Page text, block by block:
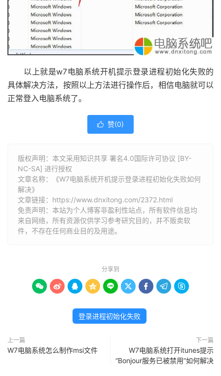
以上就是w7电脑系统开机提示登录进程初始化失败的
具体解决方法，按照以上方法进行操作后，相信电脑就可以
正常登入电脑系统了。
 赞(0)
版权声明：本文采用知识共享 署名4.0国际许可协议 [BY-
NC-SA] 进行授权
文章名称：《W7电脑系统开机提示登录进程初始化失败如何
解决》
文章链接： https://www.dnxitong.com/2372.html
免责声明：本站为个人博客非盈利性站点，所有软件信息均
来自网络，所有资源仅供学习参考研究目的，并不贩卖软
件，不存在任何商业目的及用途。
分享到
        
登录进程初始化失败
上一篇
W7电脑系统怎么制作msi文件
下一篇
W7电脑系统打开itunes提示
“Bonjour服务已被禁用”如何解决